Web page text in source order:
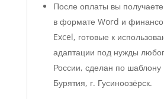
После оплаты вы
в формате Word и
Excel, готовые к
адаптации под нужды
России, сделан по шаблону
Бурятия, г. Гусиноозёрск.